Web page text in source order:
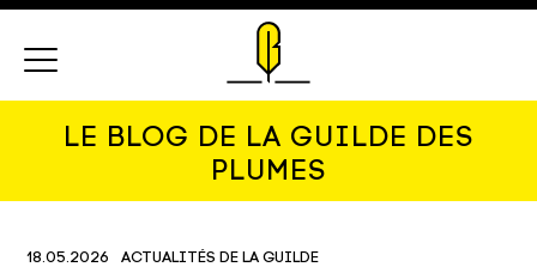
LE BLOG DE LA GUILDE DES
PLUMES
18.05.2026 ACTUALITÉS DE LA GUILDE